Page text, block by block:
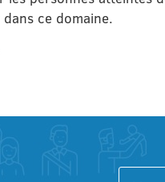
ce domaine.